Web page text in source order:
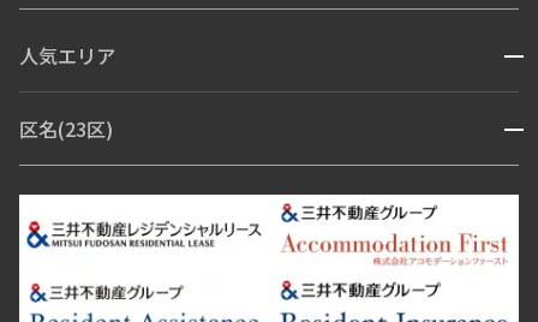
ブランドマンション
人気エリア 開閉
青山・表参道・原宿
市ヶ谷・神楽坂・飯田橋
三田・芝・浜松町
芝浦・汐留・品川
月島・勝どき・豊洲
本郷・春日・小石川
目白・高田馬場・早稲田
池尻大橋・三軒茶屋
祐天寺・学芸大学・自由が丘
区名(23区) 開閉
江東区 台東区 墨田区
中野区
豊島区
杉並区 板橋区 練馬区 荒川区
足立区
葛飾区
江戸川区